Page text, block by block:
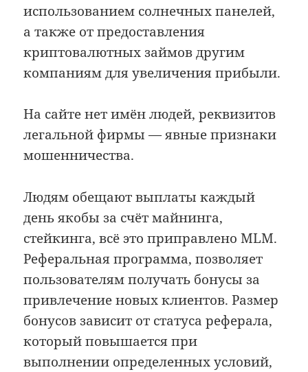
использованием солнечных панелей,
а также от предоставления
криптовалютных займов другим
компаниям для увеличения прибыли. ​
На сайте нет имён людей, реквизитов
легальной фирмы — явные признаки
мошенничества.
Людям обещают выплаты каждый
день якобы за счёт майнинга,
стейкинга, всё это приправлено MLM.
Реферальная программа, позволяет
пользователям получать бонусы за
привлечение новых клиентов. Размер
бонусов зависит от статуса реферала,
который повышается при
выполнении определенных условий,